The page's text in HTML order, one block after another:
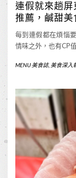
連假就來趟
推薦，鹹甜美
每到連假都在煩惱
情味之外，也有CP
MENU 美食誌, 美食深入